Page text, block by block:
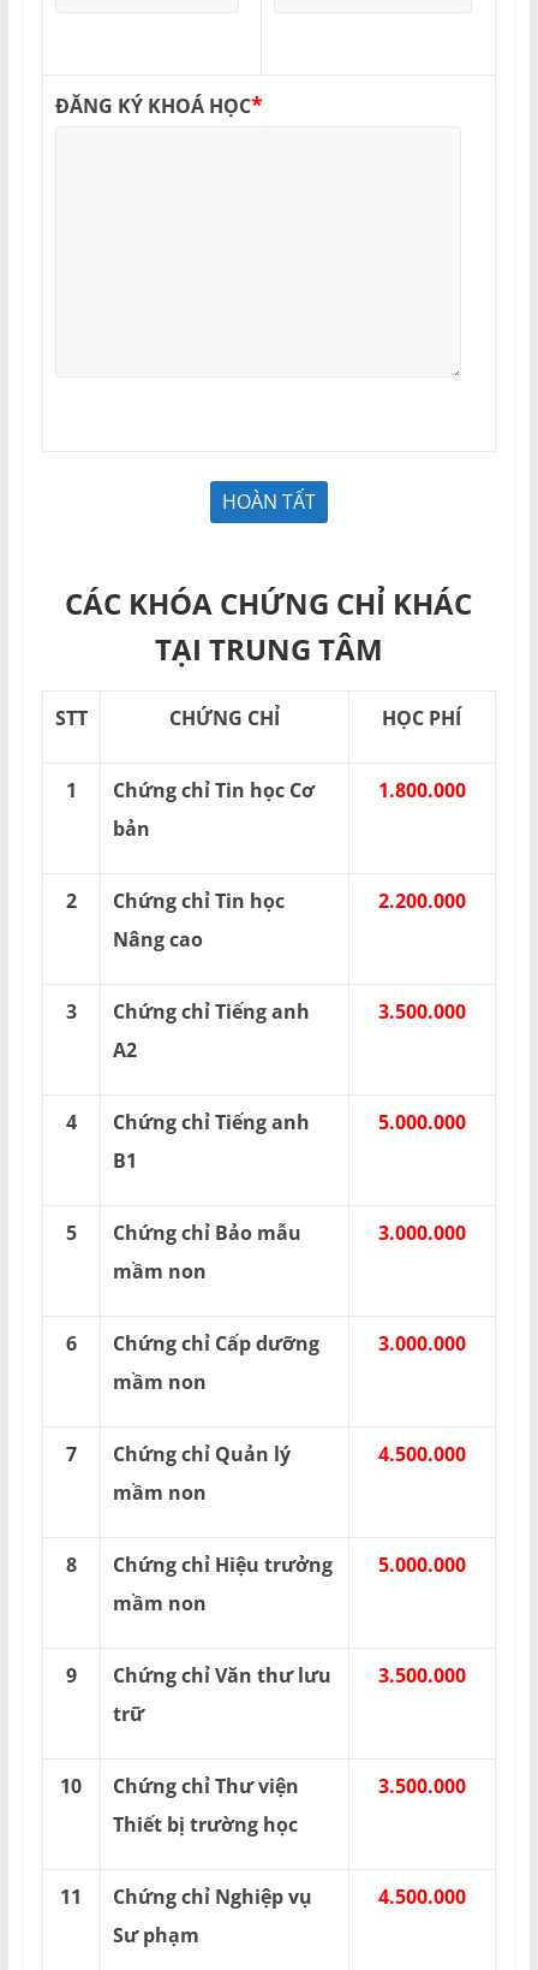
ĐĂNG KÝ KHOÁ HỌC*
CÁC KHÓA CHỨNG CHỈ KHÁC
TẠI TRUNG TÂM
STT CHỨNG CHỈ HỌC PHÍ
1
Chứng chỉ Tin học Cơ
bản
1.800.000
2
Chứng chỉ Tin học
Nâng cao
2.200.000
3
Chứng chỉ Tiếng anh
A2
3.500.000
4
Chứng chỉ Tiếng anh
B1
5.000.000
5
Chứng chỉ Bảo mẫu
mầm non
3.000.000
6
Chứng chỉ Cấp dưỡng
mầm non
3.000.000
7
Chứng chỉ Quản lý
mầm non
4.500.000
8
Chứng chỉ Hiệu trưởng
mầm non
5.000.000
9
Chứng chỉ Văn thư lưu
trữ
3.500.000
10
Chứng chỉ Thư viện
Thiết bị trường học
3.500.000
11
Chứng chỉ Nghiệp vụ
Sư phạm
4.500.000